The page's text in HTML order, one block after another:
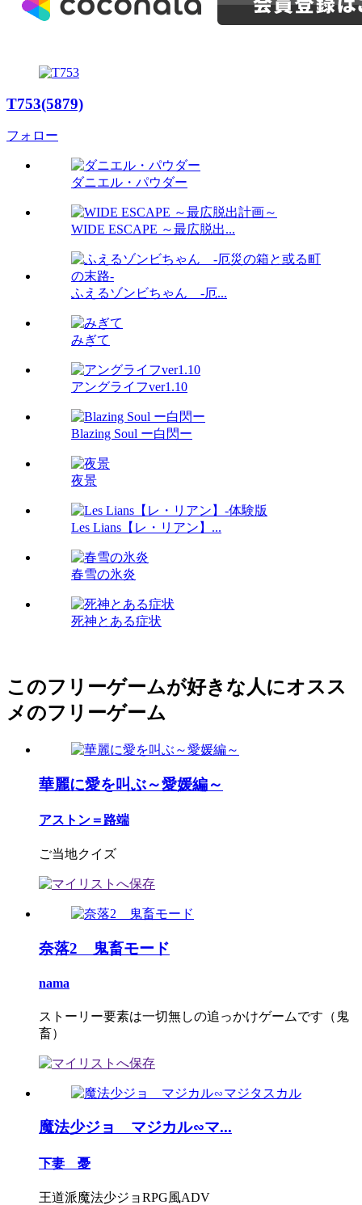
T753(5879)
フォロー
ダニエル・パウダー
WIDE ESCAPE ～最広脱出...
ふえるゾンビちゃん -厄...
みぎて
アングライフver1.10
Blazing Soul ー白閃ー
夜景
Les Lians【レ・リアン】...
春雪の氷炎
死神とある症状
このフリーゲームが好きな人にオスス
メのフリーゲーム
華麗に愛を叫ぶ～愛媛編～
アストン＝路端
ご当地クイズ
奈落2 鬼畜モード
nama
ストーリー要素は一切無しの追っかけゲームです（鬼
畜）
魔法少ジョ マジカル∽マ...
下妻 憂
王道派魔法少ジョRPG風ADV